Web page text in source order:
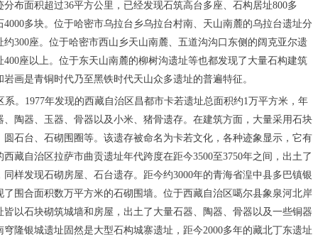
布面积超过36平方公里，已经发现石筑高台多座、石构居址800多
4000多块。位于哈密市乌拉台乡乌拉台村南、天山南麓的乌拉台遗址分
300座。位于哈密市西山乡天山南麓、五道沟沟口东侧的阔克亚尔遗
座以上。位于东天山南麓的柳树沟遗址等也都发现了大量石构建筑
画是青铜时代乃至黑铁时代天山众多遗址的普遍特征。
。1977年发现的西藏自治区昌都市卡若遗址总面积约1万平方米，年
、陶器、玉器、骨器以及小米、猪骨遗存。在建筑方面，大量采用石块
石台、石砌围圈等。该遗存被命名为卡若文化，各种迹象显示，它有
藏自治区拉萨市曲贡遗址年代跨度在距今3500至3750年之间，出土了
样发现石砌房屋、石台遗存。距今约3000年的青海省湟中县多巴镇银
围合面积数万平方米的石砌围墙。位于西藏自治区噶尔县象泉河北岸
以石块砌筑城墙和房屋，出土了大量石器、陶器、骨器以及一些铜器
隆银城遗址固然是大型石构城寨遗址，距今2000多年的藏北丁东遗址